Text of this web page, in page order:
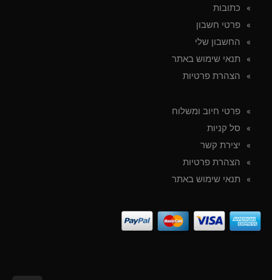
כתובות
פרטי חשבון
החשבון שלי
תנאי שימוש באתר
הצהרת פרטיות
פרטי חיוב ומשלוח
סל קניות
יצירת קשר
הצהרת פרטיות
תנאי שימוש באתר